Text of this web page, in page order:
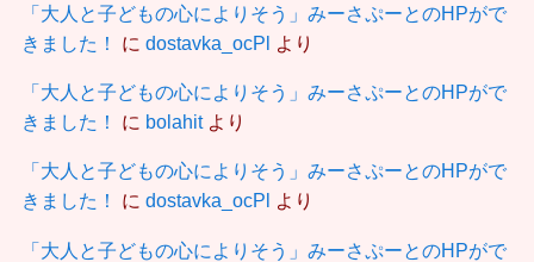
「大人と子どもの心によりそう」みーさぷーとのHPがで
きました！
に dostavka_ocPl より
「大人と子どもの心によりそう」みーさぷーとのHPがで
きました！
に bolahitより
「大人と子どもの心によりそう」みーさぷーとのHPがで
きました！
に dostavka_ocPl より
「大人と子どもの心によりそう」みーさぷーとのHPがで